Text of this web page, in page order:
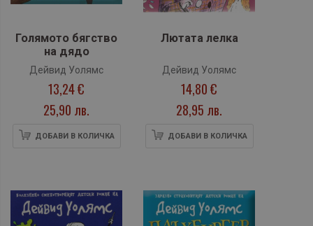
Голямото бягство
на дядо
Дейвид Уолямс
13,24 €
25,90 лв.
ДОБАВИ В КОЛИЧКА
Лютата лелка
Дейвид Уолямс
14,80 €
28,95 лв.
ДОБАВИ В КОЛИЧКА